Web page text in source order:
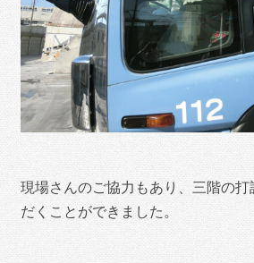
現場さんのご協力もあり、三階の打
だくことができました。